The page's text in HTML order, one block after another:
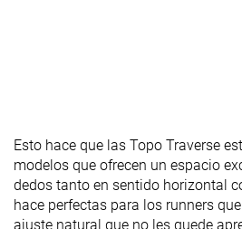
Esto hace que las Topo Traverse
modelos que ofrecen un espacio
dedos tanto en sentido horizontal
hace perfectas para los runners
ajuste natural que no les quede